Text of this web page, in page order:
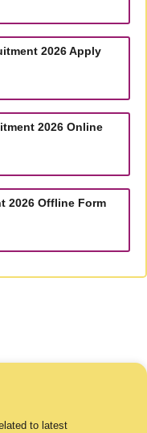
2026 Apply
2026 Online
2026 Offline Form
to latest